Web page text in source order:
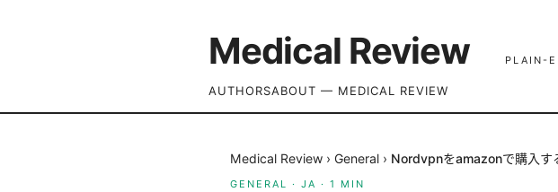
Medical Review PLAIN-
AUTHORSABOUT — MEDICAL REVIEW
Medical Review › General › Nordvpnをamazonで購入す
GENERAL · JA · 1 MIN